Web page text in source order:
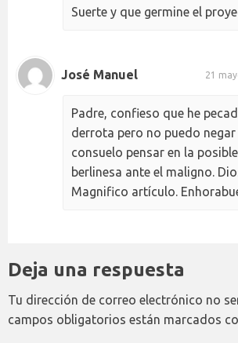
Suerte y que germine el
José Manuel 21
Padre, confieso que he
derrota pero no puedo negar
consuelo pensar en la
berlinesa ante el maligno.
Magnifico artículo.
Deja una respuesta
Tu dirección de correo electrónico no
campos obligatorios están marcados